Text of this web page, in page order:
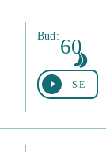
Bud: 60
SE